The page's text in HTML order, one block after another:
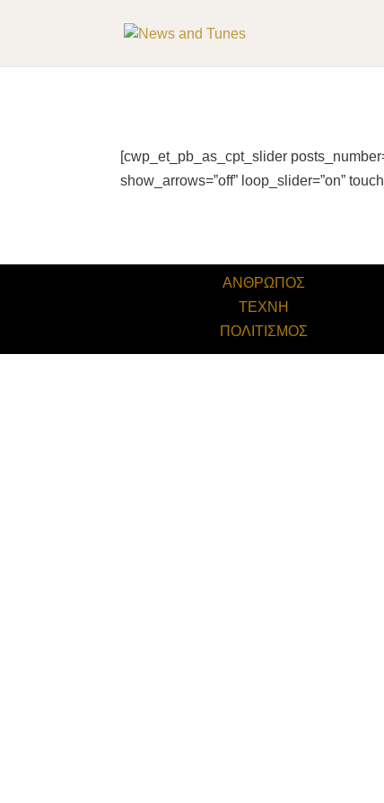
[cwp_et_pb_as_cpt_slider
show_arrows=”off” loop_slider=”on”
ΑΝΘΡΩΠΟΣ
ΤΕΧΝΗ
ΠΟΛΙΤΙΣΜΟΣ